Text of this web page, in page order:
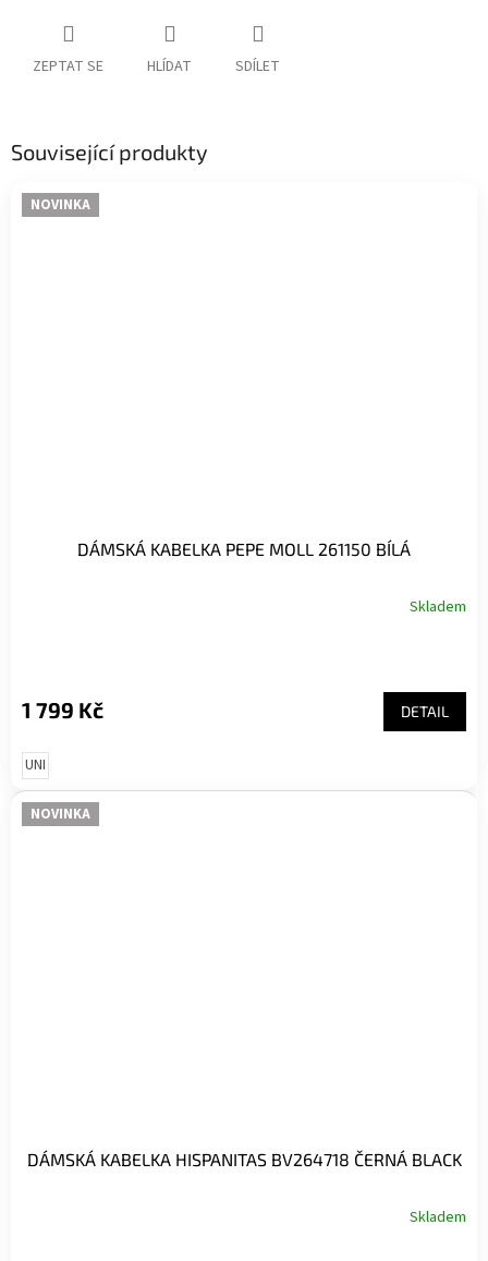
ZEPTAT SE HLÍDAT SDÍLET
Související produkty
NOVINKA
DÁMSKÁ KABELKA PEPE MOLL 261150 BÍLÁ
Skladem
1 799 Kč DETAIL
UNI
NOVINKA
DÁMSKÁ KABELKA HISPANITAS BV264718 ČERNÁ BLACK
Skladem